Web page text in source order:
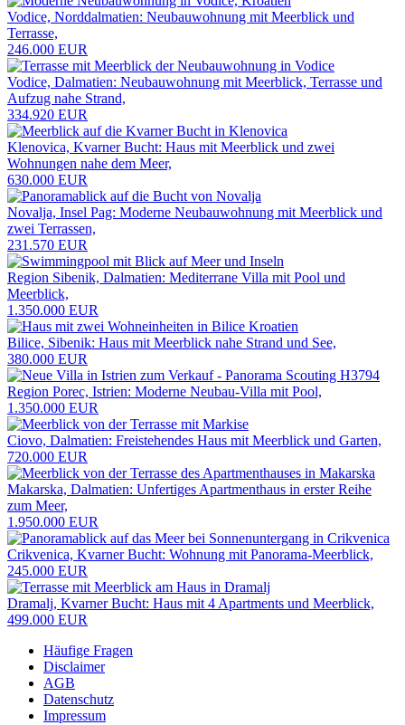
Vodice, Norddalmatien: Neubauwohnung mit Meerblick und
Terrasse,
246.000 EUR
Vodice, Dalmatien: Neubauwohnung mit Meerblick, Terrasse und
Aufzug nahe Strand,
334.920 EUR
Klenovica, Kvarner Bucht: Haus mit Meerblick und zwei
Wohnungen nahe dem Meer,
630.000 EUR
Novalja, Insel Pag: Moderne Neubauwohnung mit Meerblick und
zwei Terrassen,
231.570 EUR
Region Sibenik, Dalmatien: Mediterrane Villa mit Pool und
Meerblick,
1.350.000 EUR
Bilice, Sibenik: Haus mit Meerblick nahe Strand und See,
380.000 EUR
Region Porec, Istrien: Moderne Neubau-Villa mit Pool,
1.350.000 EUR
Ciovo, Dalmatien: Freistehendes Haus mit Meerblick und Garten,
720.000 EUR
Makarska, Dalmatien: Unfertiges Apartmenthaus in erster Reihe
zum Meer,
1.950.000 EUR
Crikvenica, Kvarner Bucht: Wohnung mit Panorama-Meerblick,
245.000 EUR
Dramalj, Kvarner Bucht: Haus mit 4 Apartments und Meerblick,
499.000 EUR
Häufige Fragen
Disclaimer
AGB
Datenschutz
Impressum